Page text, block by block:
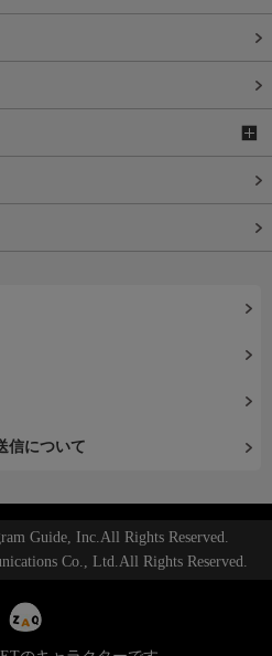
信について
Guide, Inc.All Rights Reserved.
Co., Ltd.All Rights Reserved.